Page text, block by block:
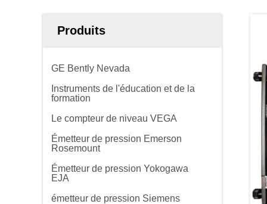
Produits
GE Bently Nevada
Instruments de l'éducation et de la
formation
Le compteur de niveau VEGA
Émetteur de pression Emerson
Rosemount
Émetteur de pression Yokogawa
EJA
émetteur de pression Siemens